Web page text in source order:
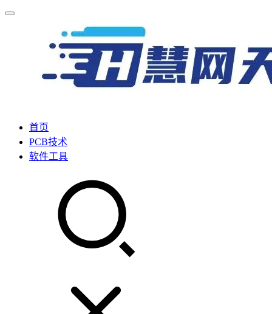
首页
PCB技术
软件工具